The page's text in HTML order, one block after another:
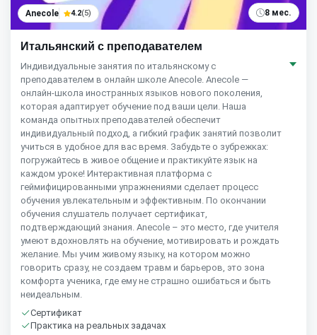
Anecole 4.2(5) 8 мес.
Итальянский с преподавателем
Индивидуальные занятия по итальянскому с
преподавателем в онлайн школе Anecole. Anecole —
онлайн-школа иностранных языков нового поколения,
которая адаптирует обучение под ваши цели. Наша
команда опытных преподавателей обеспечит
индивидуальный подход, а гибкий график занятий позволит
учиться в удобное для вас время. Забудьте о зубрежках:
погружайтесь в живое общение и практикуйте язык на
каждом уроке! Интерактивная платформа с
геймифицированными упражнениями сделает процесс
обучения увлекательным и эффективным. По окончании
обучения слушатель получает сертификат,
подтверждающий знания. Anecole – это место, где учителя
умеют вдохновлять на обучение, мотивировать и рождать
желание. Мы учим живому языку, на котором можно
говорить сразу, не создаем травм и барьеров, это зона
комфорта ученика, где ему не страшно ошибаться и быть
неидеальным.
Сертификат
Практика на реальных задачах